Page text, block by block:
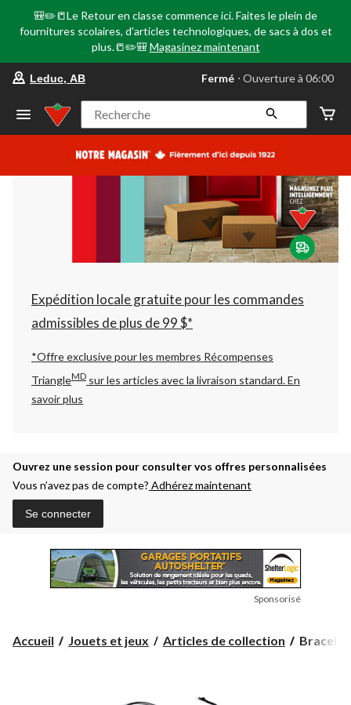
🎒✏️📒Le Retour en classe commence ici. Faites le plein de
fournitures scolaires, d'articles technologiques, de sacs à dos et
plus.📒✏️🎒 Magasinez maintenant
votre
préféré
Leduc,
AB,
courament
Ouverture
à
06:00
cliquer
pour
changer
Leduc, AB Fermé ⋅ Ouverture à 06:00
Recherche
Expédition locale gratuite pour les commandes
admissibles de plus de 99 $*
*Offre exclusive pour les membres Récompenses
TriangleMD sur les articles avec la livraison standard.En
savoir plus
Ouvrez une session pour consulter vos offres personnalisées
Vous n’avez pas de compte? Adhérez maintenant
Se connecter
Sponsorisé
Accueil Jouets et jeux Articles de collection
Bracelets